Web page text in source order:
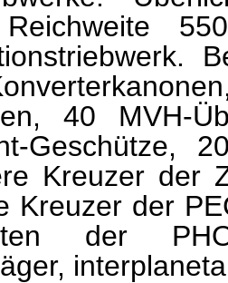
40 MVH-
Geschütze,
Kreuzer der
Kreuzer der
der